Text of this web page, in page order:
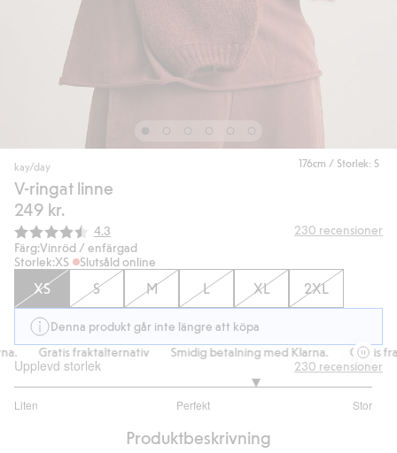
176cm / Storlek: S
kay/day
V-ringat linne
249 kr.
Snittbetyg:
4.3 230 recensioner
Färg:Vinröd / enfärgad
Storlek:XS Slutsåld online
XS S M L XL 2XL
Denna produkt går inte längre att köpa
Gratis fraktalternativ Smidig betalning med Klarna. Gratis
Upplevd storlek
Liten Perfekt Stor
utav
230 recensioner
Produktbeskrivning